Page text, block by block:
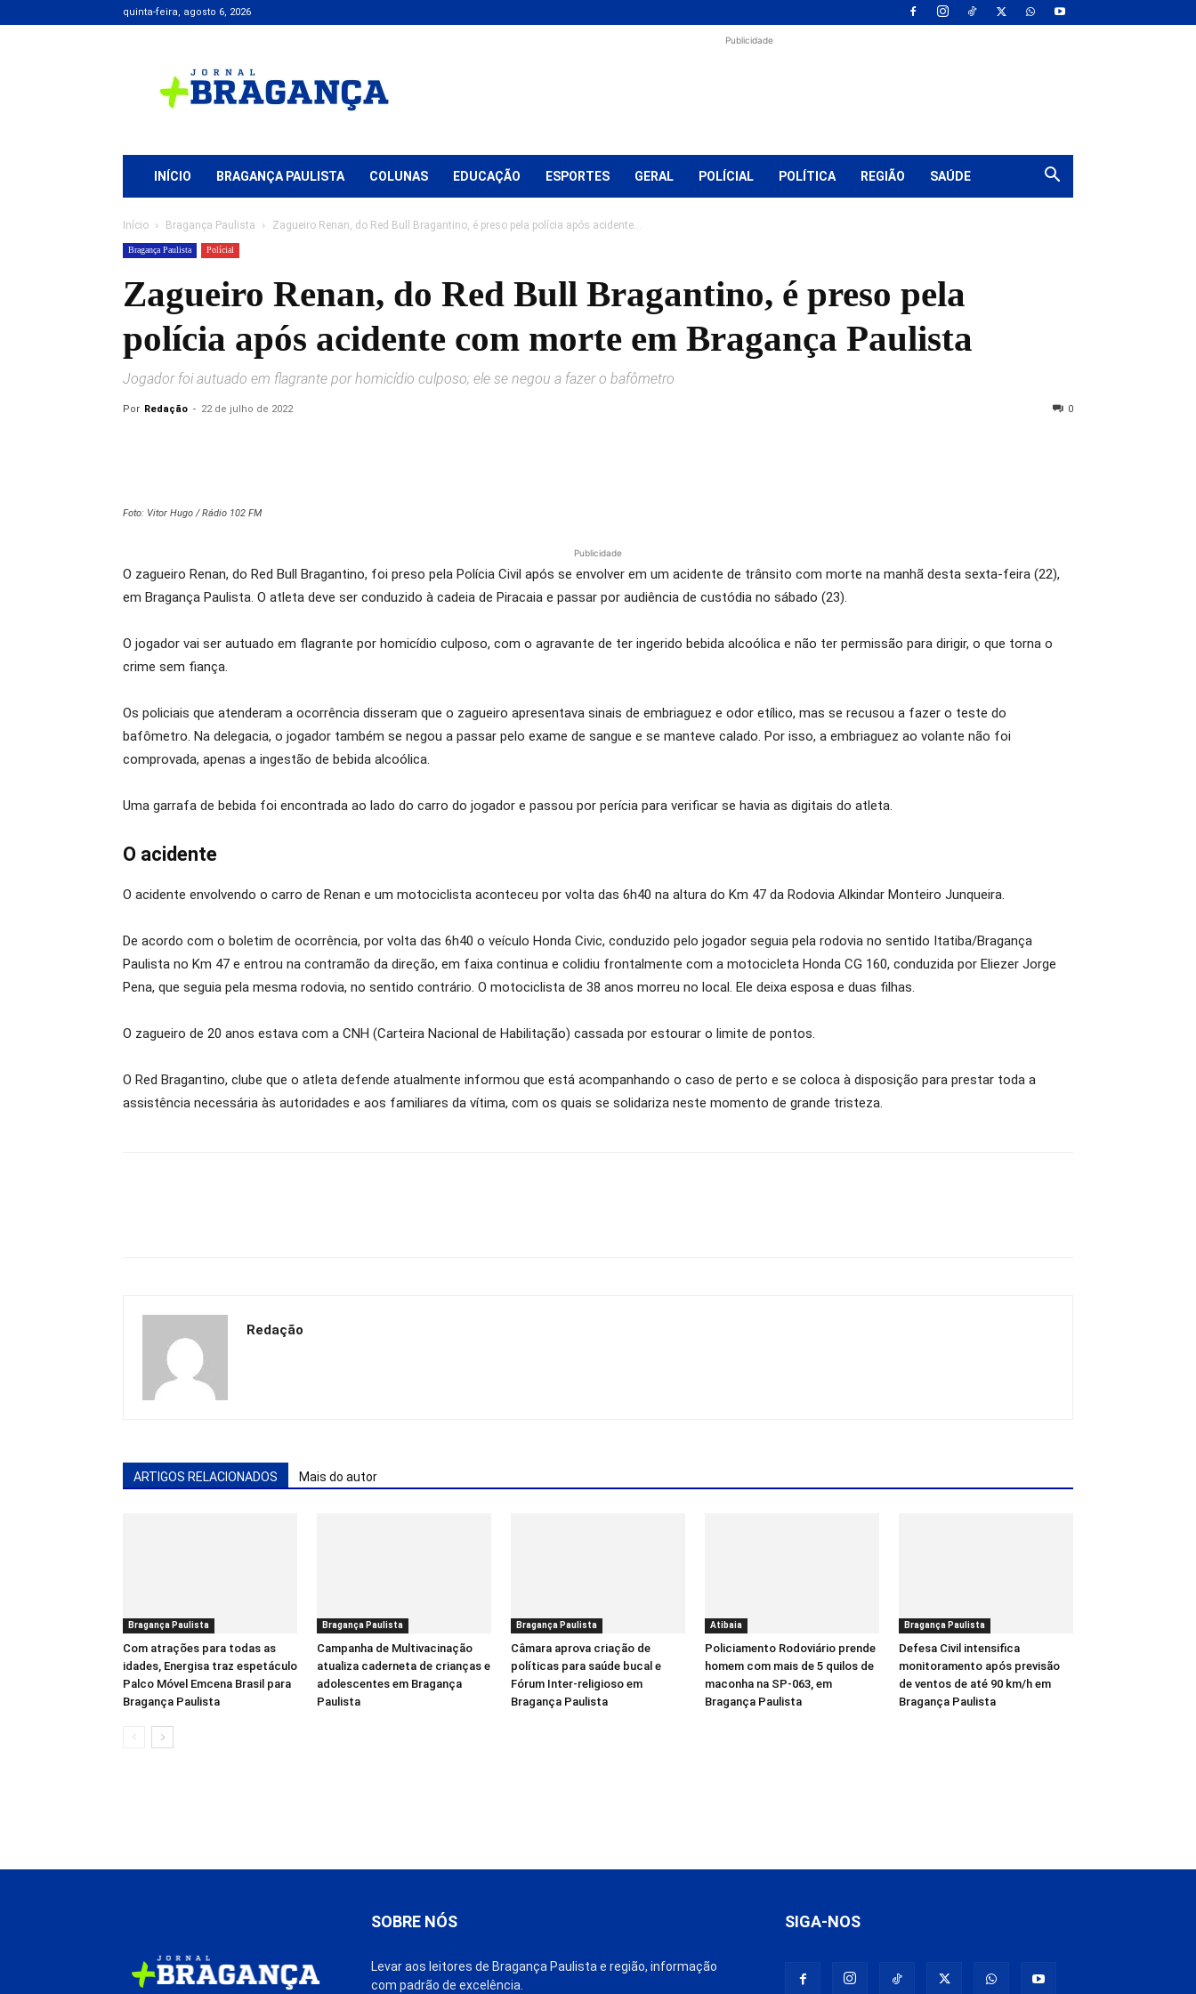
quinta-feira, agosto 6, 2026
+
Bragança
Publicidade
INÍCIO BRAGANÇA PAULISTA COLUNAS EDUCAÇÃO ESPORTES GERAL POLÍCIAL POLÍTICA REGIÃO SAÚDE
Início Bragança Paulista Zagueiro Renan, do Red Bull Bragantino, é preso pela polícia após acidente...
Bragança Paulista Polícial
Zagueiro Renan, do Red Bull Bragantino, é preso pela
polícia após acidente com morte em Bragança Paulista
Jogador foi autuado em flagrante por homicídio culposo; ele se negou a fazer o bafômetro
Por Redação - 22 de julho de 2022 0
Foto: Vitor Hugo / Rádio 102 FM
Publicidade
O zagueiro Renan, do Red Bull Bragantino, foi preso pela Polícia Civil após se envolver em um acidente de trânsito com morte na manhã desta sexta-feira (22),
em Bragança Paulista. O atleta deve ser conduzido à cadeia de Piracaia e passar por audiência de custódia no sábado (23).
O jogador vai ser autuado em flagrante por homicídio culposo, com o agravante de ter ingerido bebida alcoólica e não ter permissão para dirigir, o que torna o
crime sem fiança.
Os policiais que atenderam a ocorrência disseram que o zagueiro apresentava sinais de embriaguez e odor etílico, mas se recusou a fazer o teste do
bafômetro. Na delegacia, o jogador também se negou a passar pelo exame de sangue e se manteve calado. Por isso, a embriaguez ao volante não foi
comprovada, apenas a ingestão de bebida alcoólica.
Uma garrafa de bebida foi encontrada ao lado do carro do jogador e passou por perícia para verificar se havia as digitais do atleta.
O acidente
O acidente envolvendo o carro de Renan e um motociclista aconteceu por volta das 6h40 na altura do Km 47 da Rodovia Alkindar Monteiro Junqueira.
De acordo com o boletim de ocorrência, por volta das 6h40 o veículo Honda Civic, conduzido pelo jogador seguia pela rodovia no sentido Itatiba/Bragança
Paulista no Km 47 e entrou na contramão da direção, em faixa continua e colidiu frontalmente com a motocicleta Honda CG 160, conduzida por Eliezer Jorge
Pena, que seguia pela mesma rodovia, no sentido contrário. O motociclista de 38 anos morreu no local. Ele deixa esposa e duas filhas.
O zagueiro de 20 anos estava com a CNH (Carteira Nacional de Habilitação) cassada por estourar o limite de pontos.
O Red Bragantino, clube que o atleta defende atualmente informou que está acompanhando o caso de perto e se coloca à disposição para prestar toda a
assistência necessária às autoridades e aos familiares da vítima, com os quais se solidariza neste momento de grande tristeza.
Redação
ARTIGOS RELACIONADOS Mais do autor
Bragança Paulista
Com atrações para todas as
idades, Energisa traz espetáculo
Palco Móvel Emcena Brasil para
Bragança Paulista
Bragança Paulista
Campanha de Multivacinação
atualiza caderneta de crianças e
adolescentes em Bragança
Paulista
Bragança Paulista
Câmara aprova criação de
políticas para saúde bucal e
Fórum Inter-religioso em
Bragança Paulista
Atibaia
Policiamento Rodoviário prende
homem com mais de 5 quilos de
maconha na SP-063, em
Bragança Paulista
Bragança Paulista
Defesa Civil intensifica
monitoramento após previsão
de ventos de até 90 km/h em
Bragança Paulista
SOBRE NÓS
Levar aos leitores de Bragança Paulista e região, informação
com padrão de excelência.
SIGA-NOS